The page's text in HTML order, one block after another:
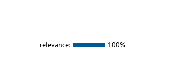
relevance: 100%